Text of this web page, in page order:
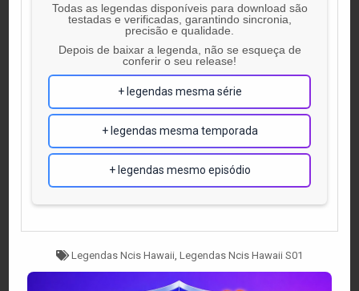
Todas as legendas disponíveis para download são
testadas e verificadas, garantindo sincronia,
precisão e qualidade.
Depois de baixar a legenda, não se esqueça de
conferir o seu release!
+ legendas mesma série
+ legendas mesma temporada
+ legendas mesmo episódio
Tagged
Legendas Ncis Hawaii Legendas Ncis Hawaii S01